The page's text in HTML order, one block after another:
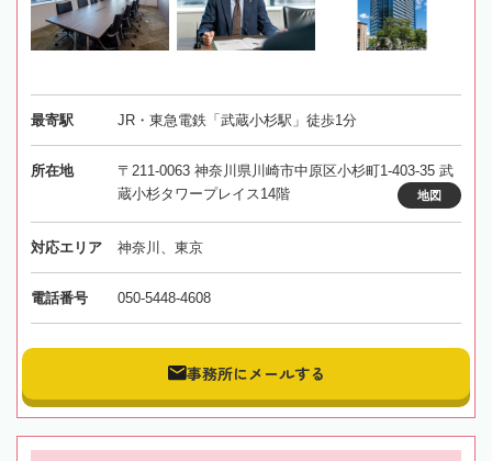
最寄駅 JR・東急電鉄「武蔵小杉駅」徒歩1分
所在地
〒211-0063 神奈川県川崎市中原区小杉町1-403-35 武
蔵小杉タワープレイス14階
地図
対応エリア 神奈川、東京
電話番号 050-5448-4608
事務所にメールする